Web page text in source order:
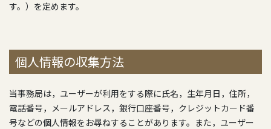
す。）を定めます。
個人情報の収集方法
当事務局は，ユーザーが利用をする際に氏名，生年月日，住所，
電話番号，メールアドレス，銀行口座番号，クレジットカード番
号などの個人情報をお尋ねすることがあります。また，ユーザー